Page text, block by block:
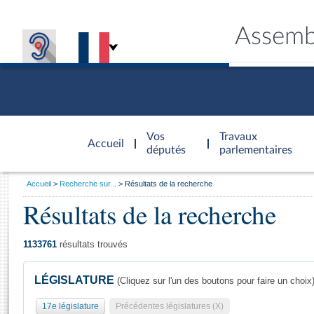
Accueil
d'accueil
Vos
députés
Travaux
parlementaires
Général
Vous
Accueil Recherche sur... Résultats de la recherche
Résultats de la recherche
1133761 résultats trouvés
LÉGISLATURE (Cliquez sur l'un des boutons pour faire un choix)
17e législature Précédentes législatures (X)